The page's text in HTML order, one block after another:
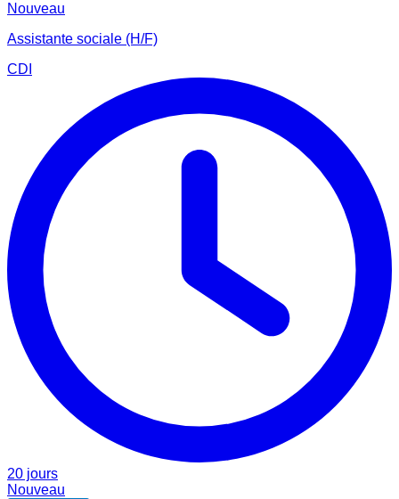
Nouveau
Assistante sociale (H/F)
CDI
20 jours
Nouveau